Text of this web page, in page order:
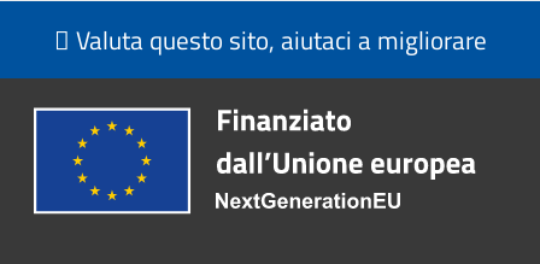
Valuta questo sito, aiutaci a migliorare